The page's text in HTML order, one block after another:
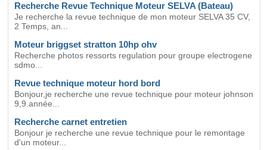
Recherche Revue Technique Moteur SELVA (Bateau)
Je recherche la revue technique de mon moteur SELVA 35 CV,
2 Temps, an...
Moteur briggset stratton 10hp ohv
Recherche photos ressorts regulation pour groupe electrogene
sdmo...
Revue technique moteur hord bord
Bonjour,je recherche une revue technique pour moteur johnson
9,9.année...
Recherche carnet entretien
Bonjour je recherche une revue technique pour le remontage
d'un moteur...